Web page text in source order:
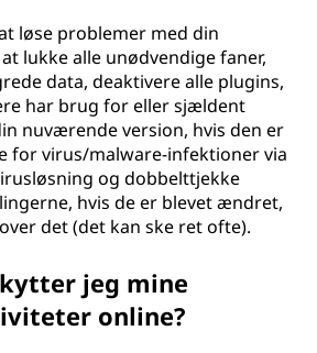
løse problemer med din
lukke alle unødvendige faner,
data, deaktivere alle plugins,
har brug for eller sjældent
nuværende version, hvis den er
for virus/malware-infektioner via
og dobbelttjekke
hvis de er blevet ændret,
det (det kan ske ret ofte).
jeg mine
online?